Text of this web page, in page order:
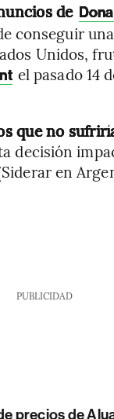
de
conseguir
Unidos,
el pasado 14
que no
decisión
en
PUBLICIDAD
precios de